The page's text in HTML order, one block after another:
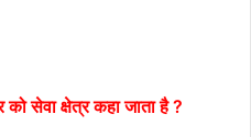
सेवा क्षेत्र कहा जाता है ?